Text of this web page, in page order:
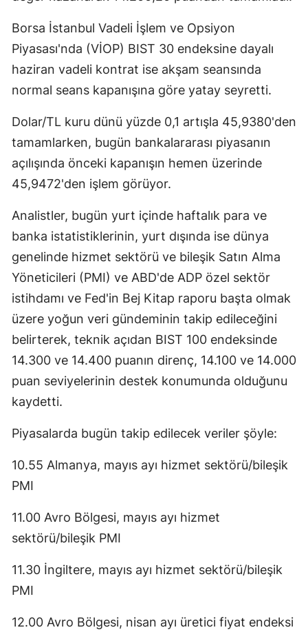
Borsa İstanbul Vadeli İşlem ve Opsiyon
Piyasası'nda (VİOP) BIST 30 endeksine dayalı
haziran vadeli kontrat ise akşam seansında
normal seans kapanışına göre yatay seyretti.
Dolar/TL kuru dünü yüzde 0,1 artışla 45,9380'den
tamamlarken, bugün bankalararası piyasanın
açılışında önceki kapanışın hemen üzerinde
45,9472'den işlem görüyor.
Analistler, bugün yurt içinde haftalık para ve
banka istatistiklerinin, yurt dışında ise dünya
genelinde hizmet sektörü ve bileşik Satın Alma
Yöneticileri (PMI) ve ABD'de ADP özel sektör
istihdamı ve Fed'in Bej Kitap raporu başta olmak
üzere yoğun veri gündeminin takip edileceğini
belirterek, teknik açıdan BIST 100 endeksinde
14.300 ve 14.400 puanın direnç, 14.100 ve 14.000
puan seviyelerinin destek konumunda olduğunu
kaydetti.
Piyasalarda bugün takip edilecek veriler şöyle:
10.55 Almanya, mayıs ayı hizmet sektörü/bileşik
PMI
11.00 Avro Bölgesi, mayıs ayı hizmet
sektörü/bileşik PMI
11.30 İngiltere, mayıs ayı hizmet sektörü/bileşik
PMI
12.00 Avro Bölgesi, nisan ayı üretici fiyat endeksi